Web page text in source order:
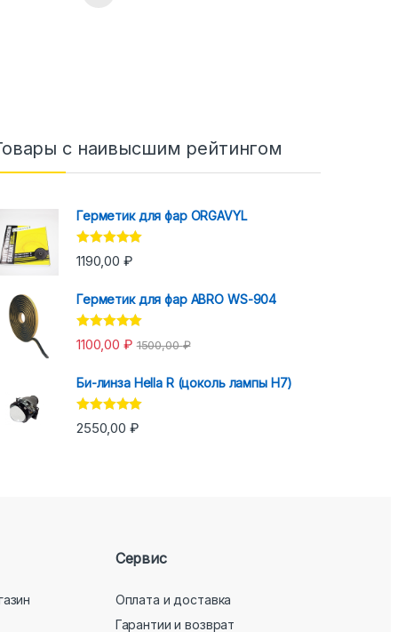
с наивысшим рейтингом
Герметик для фар ORGAVYL
Оценка 5.00
из 5
1190,00 ₽
Герметик для фар ABRO WS-904
Оценка 5.00
из 5
1100,00 ₽ 1500,00₽
Би-линза Hella R (цоколь лампы H7)
Оценка5.00
из 5
2550,00 ₽
Сервис
Оплата и доставка
Гарантии и возврат